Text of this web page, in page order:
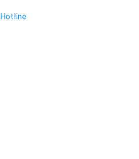
Hotline